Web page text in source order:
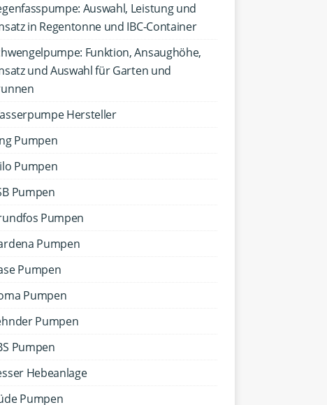
Auswahl, Leistung und
in Regentonne und IBC-Container
Funktion, Ansaughöhe,
und Auswahl für Garten und
Hersteller
Pumpen
Pumpen
Pumpen
Pumpen
Pumpen
Pumpen
Pumpen
Pumpen
Pumpen
Hebeanlage
Pumpen